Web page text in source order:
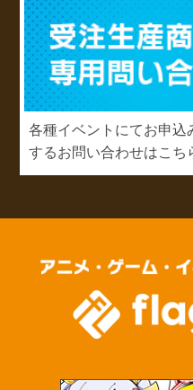
各種イベントにてお申込
するお問い合わせはこち